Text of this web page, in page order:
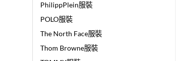
PhilippPlein服裝
POLO服裝
The North Face服裝
Thom Browne服裝